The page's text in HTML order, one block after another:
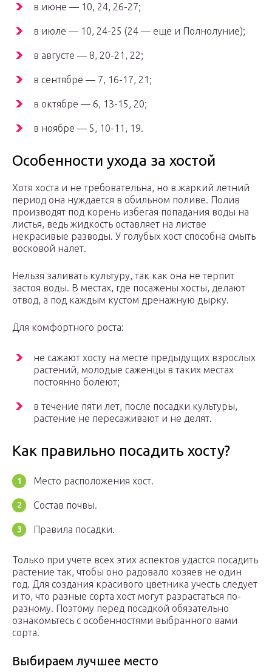
в июне — 10, 24, 26-27;
в июле — 10, 24-25 (24 — еще и Полнолуние);
в августе — 8, 20-21, 22;
в сентябре — 7, 16-17, 21;
в октябре — 6, 13-15, 20;
в ноябре — 5, 10-11, 19.
Особенности ухода за хостой
Хотя хоста и не требовательна, но в жаркий летний
период она нуждается в обильном поливе. Полив
производят под корень избегая попадания воды на
листья, ведь жидкость оставляет на листве
некрасивые разводы. У голубых хост способна смыть
восковой налет.
Нельзя заливать культуру, так как она не терпит
застоя воды. В местах, где посажены хосты, делают
отвод, а под каждым кустом дренажную дырку.
Для комфортного роста:
не сажают хосту на месте предыдущих взрослых
растений, молодые саженцы в таких местах
постоянно болеют;
в течение пяти лет, после посадки культуры,
растение не пересаживают и не делят.
Как правильно посадить хосту?
Место расположения хост.
Состав почвы.
Правила посадки.
Только при учете всех этих аспектов удастся посадить
растение так, чтобы оно радовало хозяев не один
год. Для создания красивого цветника учесть следует
и то, что разные сорта хост могут разрастаться по-
разному. Поэтому перед посадкой обязательно
ознакомьтесь с особенностями выбранного вами
сорта.
Выбираем лучшее место